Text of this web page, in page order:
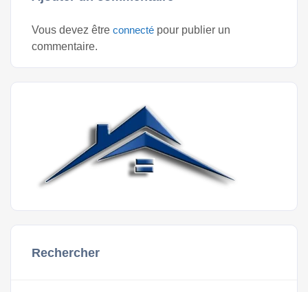
Vous devez être connecté pour publier un
commentaire.
Rechercher